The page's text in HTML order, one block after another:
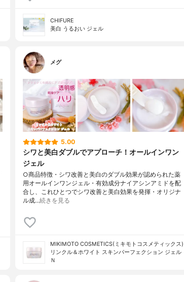
CHIFURE
美白 うるおい ジェル
メグ
5.00
シワと美白ダブルでアプローチ！オールインワン
ジェル
○商品特徴・シワ改善と美白のダブル効果が認められた薬
用オールインワンジェル・有効成分ナイアシンアミドを配
合し、これひとつでシワ改善と美白効果を発揮・オリジナ
ル成…続きを見る
MIKIMOTO COSMETICS(ミキモトコスメティックス)
リンクル＆ホワイト スキンパーフェクション ジェル
Ｎ